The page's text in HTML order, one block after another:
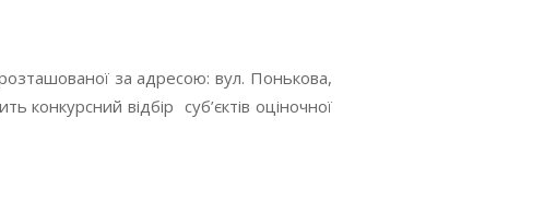
за адресою: вул. Понькова,
конкурсний відбір суб’єктів оціночної